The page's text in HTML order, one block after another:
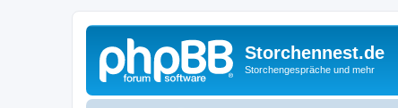
Storchennest.de
Storchengespräche und mehr